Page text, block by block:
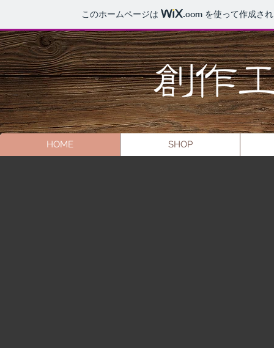
このホームページは .com を使って作成さ
HOME SHOP